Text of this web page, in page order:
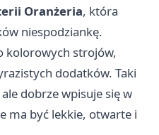
Oranżeria, która
niespodziankę.
kolorowych strojów,
dodatków. Taki
dobrze wpisuje się w
ma być lekkie, otwarte i